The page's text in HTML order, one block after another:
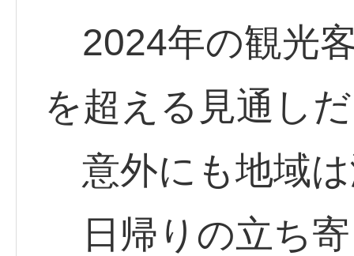
2024年の観光
を超える見通し
意外にも地域
日帰りの立ち